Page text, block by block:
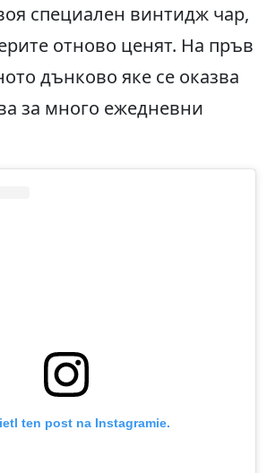
специален винтидж чар,
отново ценят. На пръв
дънково яке се оказва
за много ежедневни
ten post na Instagramie.